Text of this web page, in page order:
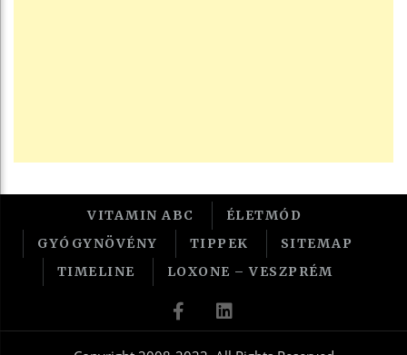
VITAMIN ABC
ÉLETMÓD
GYÓGYNÖVÉNY
TIPPEK
SITEMAP
TIMELINE
LOXONE – VESZPRÉM